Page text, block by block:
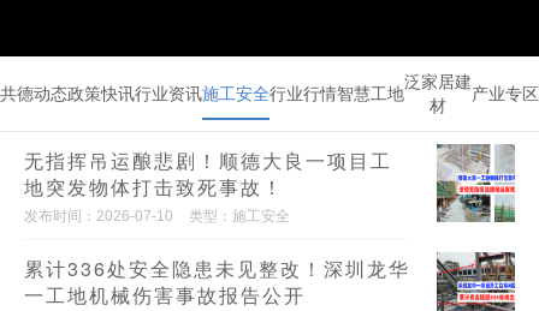
共德动态政策快讯行业资讯施工安全行业行情智慧工地
泛家居建
材
产业专区
无指挥吊运酿悲剧！顺德大良一项目工
地突发物体打击致死事故！
发布时间：2026-07-10 类型：施工安全
累计336处安全隐患未见整改！深圳龙华
一工地机械伤害事故报告公开